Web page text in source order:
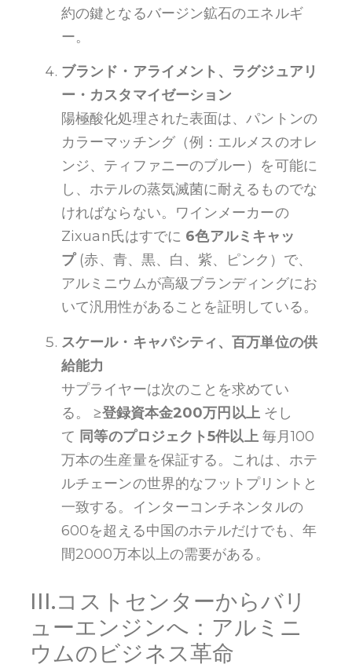
約の鍵となるバージン鉱石のエネルギ
ー。
ブランド・アライメント、ラグジュアリ
ー・カスタマイゼーション
陽極酸化処理された表面は、パントンの
カラーマッチング（例：エルメスのオレ
ンジ、ティファニーのブルー）を可能に
し、ホテルの蒸気滅菌に耐えるものでな
ければならない。ワインメーカーの
Zixuan氏はすでに 6色アルミキャッ
プ(赤、青、黒、白、紫、ピンク）で、
アルミニウムが高級ブランディングにお
いて汎用性があることを証明している。
スケール・キャパシティ、百万単位の供
給能力
サプライヤーは次のことを求めてい
る。≥登録資本金200万円以上そし
て 同等のプロジェクト5件以上毎月100
万本の生産量を保証する。これは、ホテ
ルチェーンの世界的なフットプリントと
一致する。インターコンチネンタルの
600を超える中国のホテルだけでも、年
間2000万本以上の需要がある。
III.コストセンターからバリ
ューエンジンへ：アルミニ
ウムのビジネス革命